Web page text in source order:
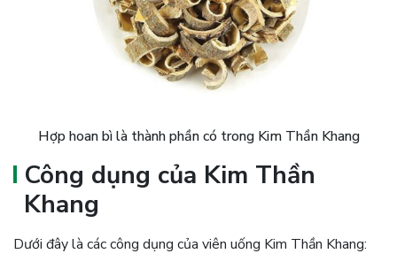
Hợp hoan bì là thành phần có trong Kim Thần Khang
Công dụng của Kim Thần
Khang
Dưới đây là các công dụng của viên uống Kim Thần Khang: